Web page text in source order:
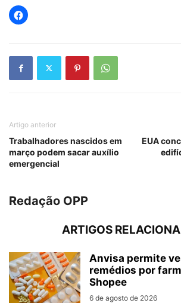
Artigo anterior
Trabalhadores nascidos em
março podem sacar auxílio
emergencial
EUA
Redação OPP
ARTIGOS
Anvisa permite
remédios por
Shopee
6 de agosto de 2026